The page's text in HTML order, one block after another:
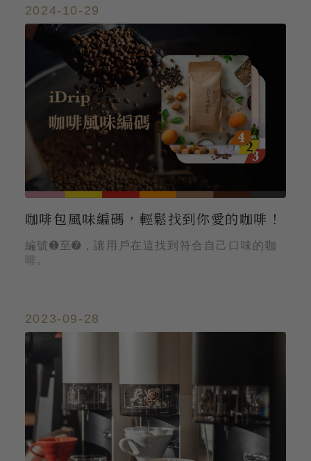
2024-10-29
咖啡包風味編碼，輕鬆找到你愛的咖啡！
編號➊至➐，讓用戶在這找到符合自己口味的咖
啡。
2023-09-28